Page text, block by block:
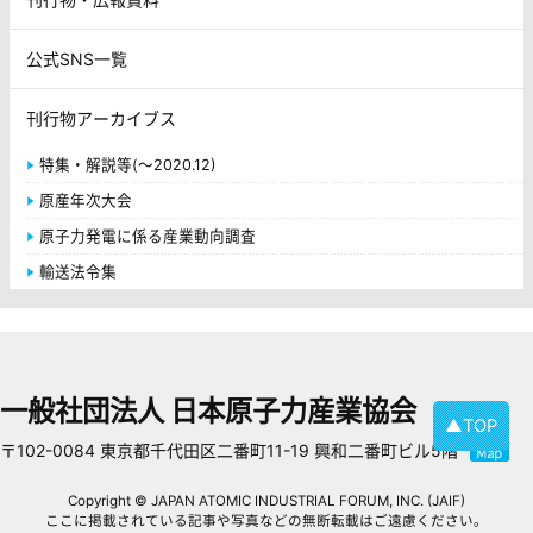
公式SNS一覧
刊行物アーカイブス
特集・解説等(～2020.12)
原産年次大会
原子力発電に係る産業動向調査
輸送法令集
▲TOP
一般社団法人 日本原子力産業協会
〒102-0084 東京都千代田区二番町11-19 興和二番町ビル5階
Copyright © JAPAN ATOMIC INDUSTRIAL FORUM, INC. (JAIF)
ここに掲載されている記事や写真などの無断転載はご遠慮ください。